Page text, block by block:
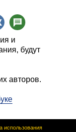
и
будут
авторов.
использования